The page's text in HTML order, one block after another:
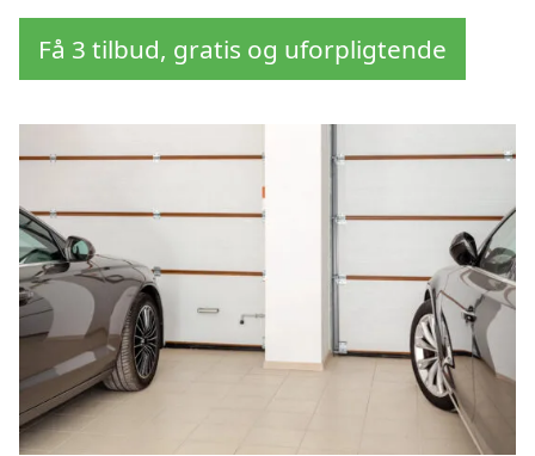
Få 3 tilbud, gratis og uforpligtende